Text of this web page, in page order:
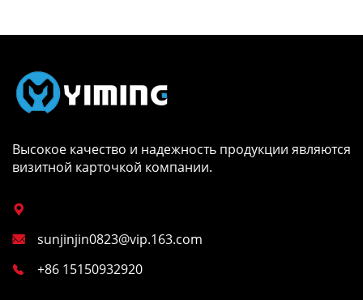
Высокое качество и надежность продукции являются
визитной карточкой компании.

 sunjinjin0823@vip.163.com
 +86 15150932920